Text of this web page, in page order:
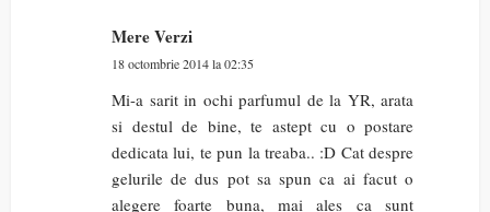
Mere Verzi
18 octombrie 2014 la 02:35
Mi-a sarit in ochi parfumul de la YR, arata
si destul de bine, te astept cu o postare
dedicata lui, te pun la treaba.. :D Cat despre
gelurile de dus pot sa spun ca ai facut o
alegere foarte buna, mai ales ca sunt